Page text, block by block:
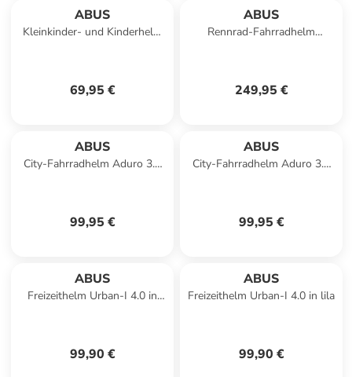
ABUS
Kleinkinder- und Kinderhelm
69,95 €
ABUS
Rennrad-Fahrradhelm
249,95 €
ABUS
City-Fahrradhelm Aduro 3.0
99,95 €
ABUS
City-Fahrradhelm Aduro 3.0
99,95 €
ABUS
Freizeithelm Urban-I 4.0 in
99,90 €
ABUS
Freizeithelm Urban-I 4.0 in lila
99,90 €